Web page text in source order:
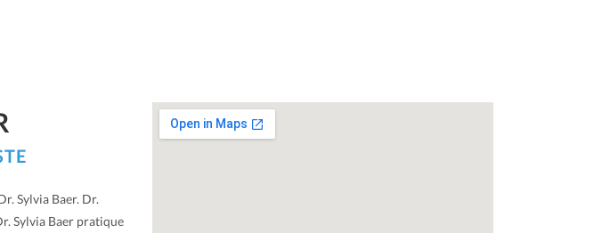
Sylvia Baer. Dr.
Sylvia Baer pratique